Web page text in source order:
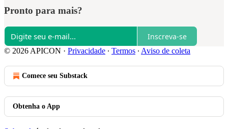
Pronto para mais?
Inscreva-se
© 2026 APICON · Privacidade ∙ Termos ∙ Aviso de coleta
Comece seu Substack
Obtenha o App